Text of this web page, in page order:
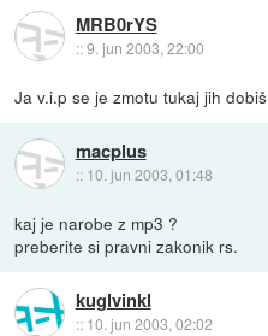
MRB0rYS
::9. jun 2003, 22:00
Ja v.i.p se je zmotu tukaj jih dobiš
macplus
:: 10. jun 2003, 01:48
kaj je narobe z mp3 ?
preberite si pravni zakonik rs.
kuglvinkl
:: 10. jun 2003, 02:02